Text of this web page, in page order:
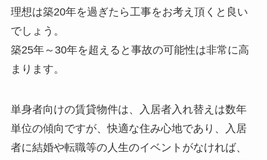
理想は築20年を過ぎたら工事をお考え頂くと良い
でしょう。
築25年～30年を超えると事故の可能性は非常に高
まります。
単身者向けの賃貸物件は、入居者入れ替えは数年
単位の傾向ですが、快適な住み心地であり、入居
者に結婚や転職等の人生のイベントがなければ、